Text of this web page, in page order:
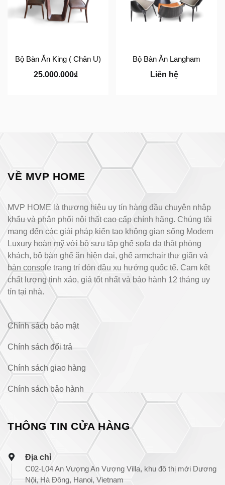
Bộ Bàn Ăn King ( Chân U)
25.000.000₫
Bộ Bàn Ăn Langham
Liên hệ
VỀ MVP HOME
MVP HOME là thương hiệu uy tín hàng đầu chuyên nhập
khẩu và phân phối nội thất cao cấp chính hãng. Chúng tôi
mang đến các giải pháp kiến tạo không gian sống Modern
Luxury hoàn mỹ với bộ sưu tập ghế sofa da thật phòng
khách, bộ bàn ghế ăn hiện đại, ghế armchair thư giãn và
bàn console trang trí đón đầu xu hướng quốc tế. Cam kết
chất lượng tinh xảo, giá tốt nhất và bảo hành 12 tháng uy
tín tại nhà.
Chính sách bảo mật
Chính sách đổi trả
Chính sách giao hàng
Chính sách bảo hành
THÔNG TIN CỬA HÀNG
Địa chỉ
C02-L04 An Vượng An Vượng Villa, khu đô thị mới Dương
Nội, Hà Đông, Hanoi, Vietnam